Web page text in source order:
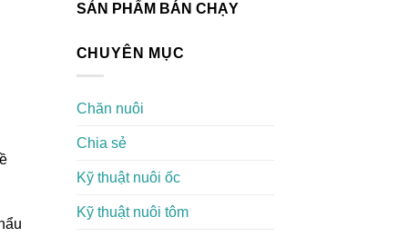
SẢN PHẨM BÁN CHẠY
CHUYÊN MỤC
Chăn nuôi
Chia sẻ
Kỹ thuật nuôi ốc
Kỹ thuật nuôi tôm